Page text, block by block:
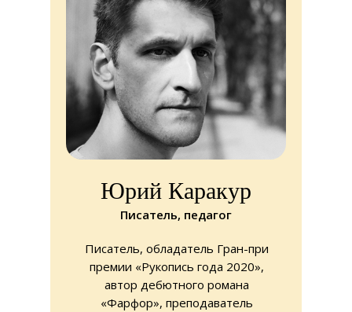
Юрий Каракур
Писатель, обладатель Гран-при
премии «Рукопись года 2020»,
автор дебютного романа
«Фарфор», преподаватель
Писатель, педагог